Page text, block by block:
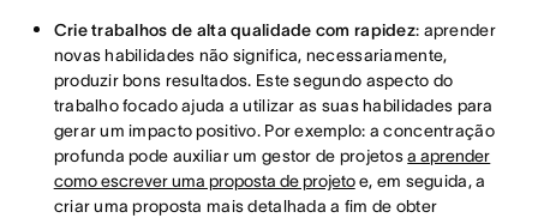
Crie trabalhos de alta qualidade com rapidez: aprender
novas habilidades não significa, necessariamente,
produzir bons resultados. Este segundo aspecto do
trabalho focado ajuda a utilizar as suas habilidades para
gerar um impacto positivo. Por exemplo: a concentração
profunda pode auxiliar um gestor de projetosa aprender
como escrever uma proposta de projetoe, em seguida, a
criar uma proposta mais detalhada a fim de obter